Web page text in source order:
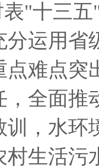
"十三五
分运用省
点难点突
，全面推
训，水环
村生活污